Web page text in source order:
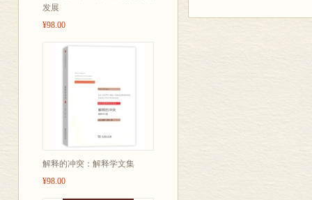
发展
¥98.00
解释的冲突：解释学文集
¥98.00